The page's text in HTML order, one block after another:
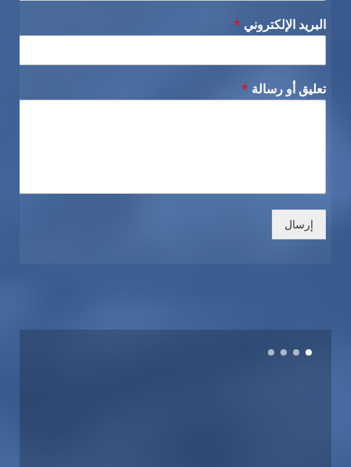
البريد الإلكتروني *
تعليق أو رسالة *
إرسال